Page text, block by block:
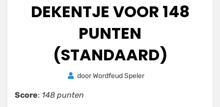
DEKENTJE VOOR 148
PUNTEN
(STANDAARD)
doorWordfeud Speler
Score: 148 punten